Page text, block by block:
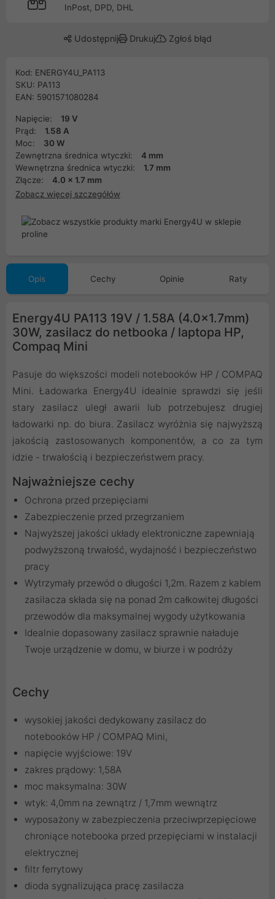
InPost, DPD, DHL
Udostępnij Drukuj Zgłoś błąd
Kod: ENERGY4U_PA113
SKU: PA113
EAN: 5901571080284
Napięcie:
19 V
Prąd:
1.58 A
Moc:
30 W
Zewnętrzna średnica wtyczki:
4 mm
Wewnętrzna średnica wtyczki:
1.7 mm
Złącze:
4.0 x 1.7 mm
Zobacz więcej szczegółów
Opis Cechy Opinie Raty
Energy4U PA113 19V / 1.58A (4.0x1.7mm)
30W, zasilacz do netbooka / laptopa HP,
Compaq Mini
Pasuje do większości modeli notebooków HP / COMPAQ
Mini. Ładowarka Energy4U idealnie sprawdzi się jeśli
stary zasilacz uległ awarii lub potrzebujesz drugiej
ładowarki np. do biura. Zasilacz wyróżnia się najwyższą
jakością zastosowanych komponentów, a co za tym
idzie - trwałością i bezpieczeństwem pracy.
Najważniejsze cechy
Ochrona przed przepięciami
Zabezpieczenie przed przegrzaniem
Najwyższej jakości układy elektroniczne zapewniają
podwyższoną trwałość, wydajność i bezpieczeństwo
pracy
Wytrzymały przewód o długości 1,2m. Razem z kablem
zasilacza składa się na ponad 2m całkowitej długości
przewodów dla maksymalnej wygody użytkowania
Idealnie dopasowany zasilacz sprawnie naładuje
Twoje urządzenie w domu, w biurze i w podróży
Cechy
wysokiej jakości dedykowany zasilacz do
notebooków HP / COMPAQ Mini,
napięcie wyjściowe: 19V
zakres prądowy: 1,58A
moc maksymalna: 30W
wtyk: 4,0mm na zewnątrz / 1,7mm wewnątrz
wyposażony w zabezpieczenia przeciwprzepięciowe
chroniące notebooka przed przepięciami w instalacji
elektrycznej
filtr ferrytowy
dioda sygnalizująca pracę zasilacza